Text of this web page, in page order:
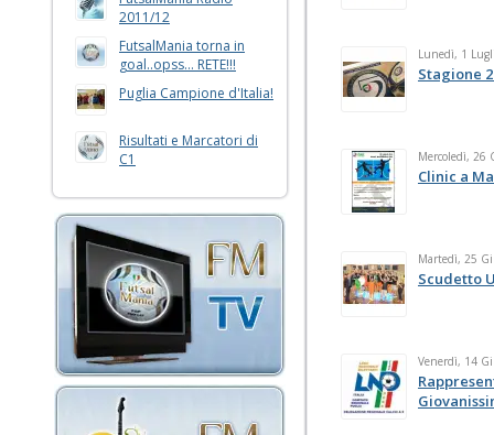
2011/12
FutsalMania torna in
goal..opss... RETE!!!
Puglia Campione d'Italia!
Risultati e Marcatori di
C1
Lunedì, 1
Stagione
Mercoledì, 26
Clinic a
Martedì, 25
Scudetto
Venerdì, 14